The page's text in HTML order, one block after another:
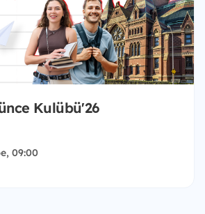
Kulübü'26
09:00